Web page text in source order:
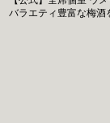
バラエティ豊富な梅酒